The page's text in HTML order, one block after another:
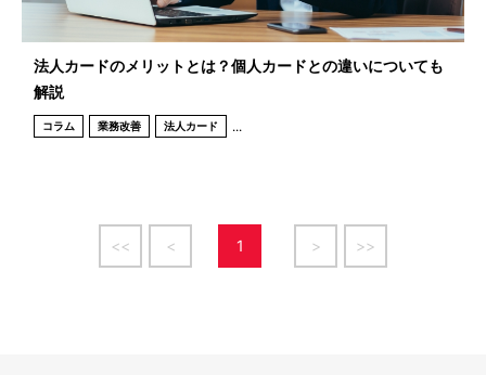
法人カードのメリットとは？個人カードとの違いについても
解説
コラム 業務改善 法人カード ...
<< < 1 > >>